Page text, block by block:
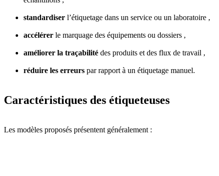
standardiser l’étiquetage dans un service ou un laboratoire ,
accélérer le marquage des équipements ou dossiers ,
améliorer la traçabilité des produits et des flux de travail ,
réduire les erreurs par rapport à un étiquetage manuel.
Caractéristiques des étiqueteuses
Les modèles proposés présentent généralement :